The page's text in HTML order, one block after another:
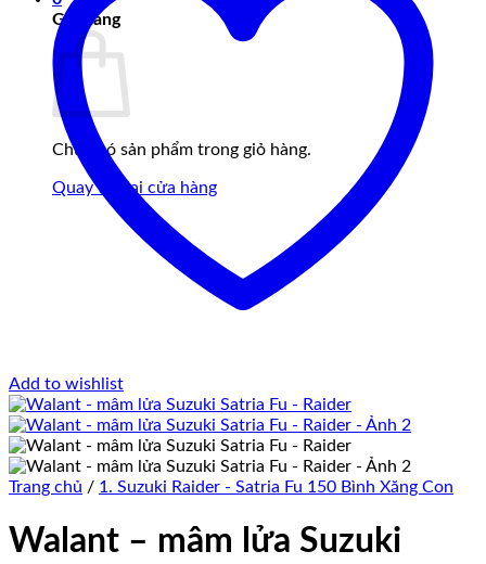
Giỏ hàng
Chưa có sản phẩm trong giỏ hàng.
Quay trở lại cửa hàng
Add to wishlist
Trang chủ / 1. Suzuki Raider - Satria Fu 150 Bình Xăng Con
Walant – mâm lửa Suzuki